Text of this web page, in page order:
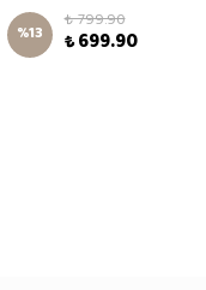
%13 ₺ 799.90
₺ 699.90